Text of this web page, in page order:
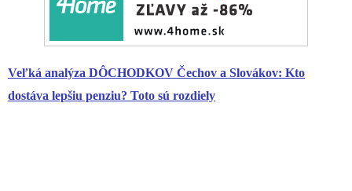
Veľká analýza DÔCHODKOV Čechov a Slovákov: Kto
dostáva lepšiu penziu? Toto sú rozdiely